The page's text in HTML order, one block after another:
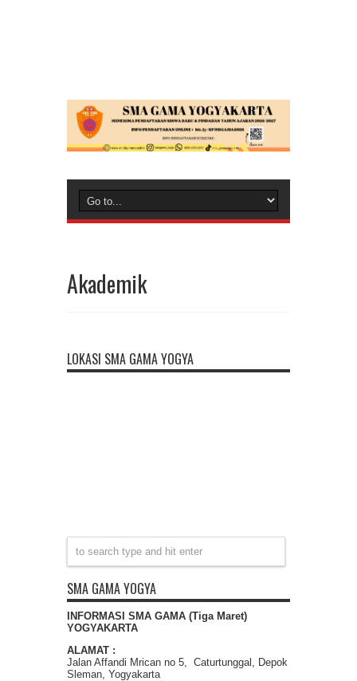
Akademik
LOKASI SMA GAMA YOGYA
SMA GAMA YOGYA
INFORMASI SMA GAMA (Tiga Maret)
YOGYAKARTA
ALAMAT :
Jalan Affandi Mrican no 5, Caturtunggal, Depok
Sleman, Yogyakarta